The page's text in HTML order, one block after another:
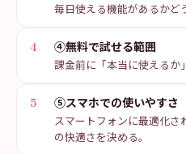
毎日使える機能があるかど
4 ④無料で試せる範囲
課金前に「本当に使えるか
5 ⑤スマホでの使いやすさ
スマートフォンに最適化さ
の快適さを決める。